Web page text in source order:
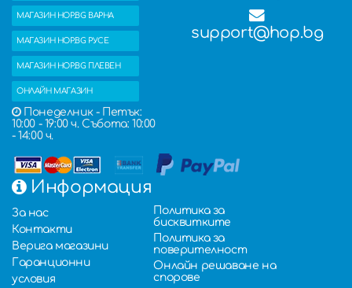
МАГАЗИН HOP.BG ВАРНА
МАГАЗИН HOP.BG РУСЕ
МАГАЗИН HOP.BG ПЛЕВЕН
ОНЛАЙН МАГАЗИН
Понеделник - Петък:
10:00 - 19:00 ч. Събота: 10:00
- 14:00 ч.
support@hop.bg
Информация
За нас
Контакти
Верига магазини
Гаранционни
условия
Политика за
бисквитките
Политика за
поверителност
Онлайн решаване на
спорове